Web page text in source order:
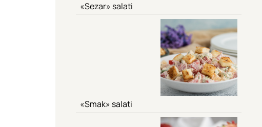
«Sezar» salati
«Smak» salati